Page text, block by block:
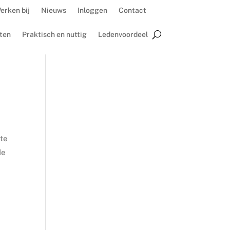
bij Nieuws Inloggen Contact
Praktisch en nuttig Ledenvoordeel